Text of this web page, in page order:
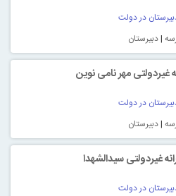
در دولت
|دبیرستان
غیردولتی مهر نامی نوین
در دولت
|دبیرستان
غیردولتی سیدالشهدا
در دولت